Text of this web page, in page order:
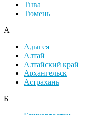
Тыва
Тюмень
А
Адыгея
Алтай
Алтайский край
Архангельск
Астрахань
Б